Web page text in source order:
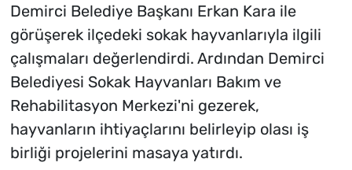
Demirci Belediye Başkanı Erkan Kara ile
görüşerek ilçedeki sokak hayvanlarıyla ilgili
çalışmaları değerlendirdi. Ardından Demirci
Belediyesi Sokak Hayvanları Bakım ve
Rehabilitasyon Merkezi'ni gezerek,
hayvanların ihtiyaçlarını belirleyip olası iş
birliği projelerini masaya yatırdı.